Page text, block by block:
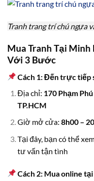
Tranh trang trí chú ngựa
Mua Tranh Tại Minh
Với 3 Bước
Cách 1: Đến trực tiếp
Địa chỉ: 170 Phạm
TP.HCM
Giờ mở cửa: 8h00 –
Tại đây, bạn có thể
tư vấn tận tình
Cách 2: Mua online